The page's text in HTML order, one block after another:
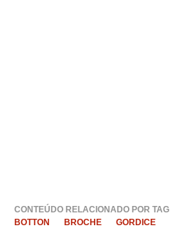
CONTEÚDO RELACIONADO POR TAG
BOTTON
BROCHE GORDICE